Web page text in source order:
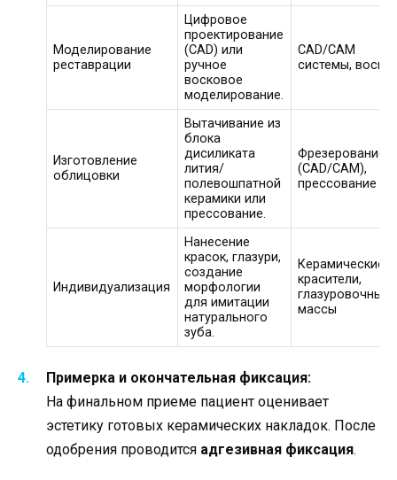
Моделирование
реставрации
Цифровое
проектирование
(CAD) или
ручное
восковое
моделирование.
CAD/CAM
системы, воск
Изготовление
облицовки
Вытачивание из
блока
дисиликата
лития/
полевошпатной
керамики или
прессование.
Фрезерование
(CAD/CAM),
прессование
Индивидуализация
Нанесение
красок, глазури,
создание
морфологии
для имитации
натурального
зуба.
Керамические
красители,
глазуровочные
массы
Примерка и окончательная фиксация:
На финальном приеме пациент оценивает
эстетику готовых керамических накладок. После
одобрения проводится адгезивная фиксация.